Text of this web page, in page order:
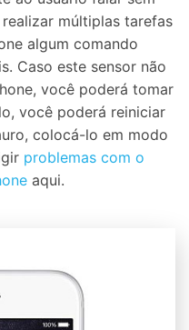
múltiplas tarefas
algum comando
Caso este sensor não
você poderá tomar
você poderá reiniciar
colocá-lo em modo
problemas com o
aqui.